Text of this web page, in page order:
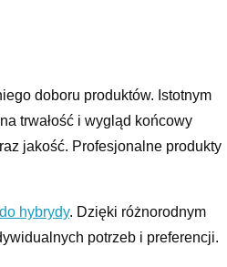
doboru produktów. Istotnym
trwałość i wygląd końcowy
jakość. Profesjonalne produkty
hybrydy. Dzięki różnorodnym
potrzeb i preferencji.